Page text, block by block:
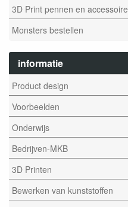
3D Print pennen en
Monsters bestellen
informatie
Product design
Voorbeelden
Onderwijs
Bedrijven-MKB
3D Printen
Bewerken van kunststoffen